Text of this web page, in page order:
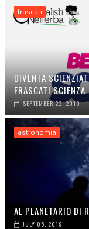
frascati
DIVENTA
FRASCATI SCIENZA
SEPTEMBER 22, 2019
astronomia
AL PLANETARIO DI
JULY 05, 2019